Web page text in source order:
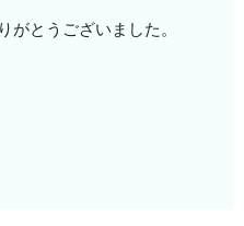
がとうございました。